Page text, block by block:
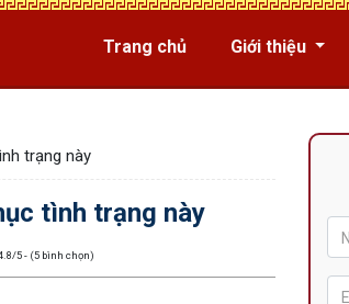
Trang chủ Giới thiệu
trạng này
tình trạng này
5 - (5 bình chọn)